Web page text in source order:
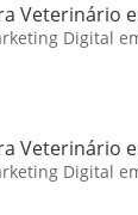
Veterinário
Digital
Veterinário
Digital